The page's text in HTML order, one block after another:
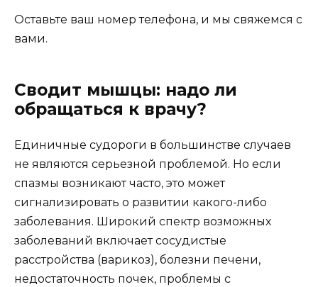
Оставьте ваш номер телефона, и мы свяжемся с
вами.
Сводит мышцы: надо ли
обращаться к врачу?
Единичные судороги в большинстве случаев
не являются серьезной проблемой. Но если
спазмы возникают часто, это может
сигнализировать о развитии какого-либо
заболевания. Широкий спектр возможных
заболеваний включает сосудистые
расстройства (варикоз), болезни печени,
недостаточность почек, проблемы с